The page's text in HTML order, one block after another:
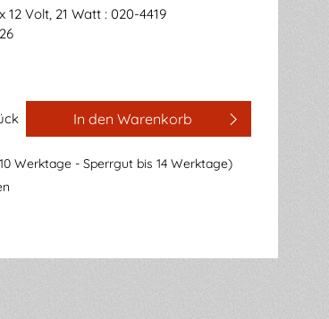
Volt, 21 Watt : 020-4419
In den Warenkorb
Werktage - Sperrgut bis 14 Werktage)